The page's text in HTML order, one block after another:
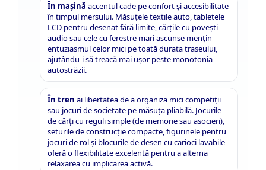
În mașină accentul cade pe confort și accesibilitate
în timpul mersului. Măsuțele textile auto, tabletele
LCD pentru desenat fără limite, cărțile cu povești
audio sau cele cu ferestre mari ascunse mențin
entuziasmul celor mici pe toată durata traseului,
ajutându-i să treacă mai ușor peste monotonia
autostrăzii.
În tren ai libertatea de a organiza mici competiții
sau jocuri de societate pe măsuța pliabilă. Jocurile
de cărți cu reguli simple (de memorie sau asocieri),
seturile de construcție compacte, figurinele pentru
jocuri de rol și blocurile de desen cu carioci lavabile
oferă o flexibilitate excelentă pentru a alterna
relaxarea cu implicarea activă.